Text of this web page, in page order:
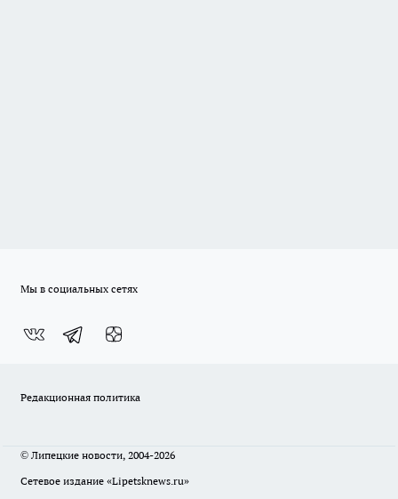
Мы в социальных сетях
Редакционная политика
© Липецкие новости, 2004-2026
Сетевое издание «Lipetsknews.ru»